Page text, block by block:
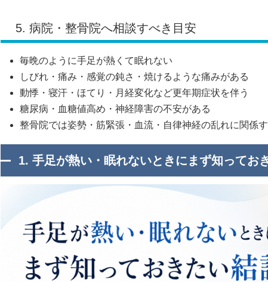
5. 病院・整骨院へ相談すべき目安
毎晩のように手足が熱くて眠れない
しびれ・痛み・感覚の鈍さ・焼けるような痛みがある
動悸・寝汗・ほてり・月経変化など更年期症状を伴う
糖尿病・血糖値高め・神経障害の不安がある
整骨院では姿勢・筋緊張・血流・自律神経の乱れに関係
1. 手足が熱い・眠れないときにまず知ってお